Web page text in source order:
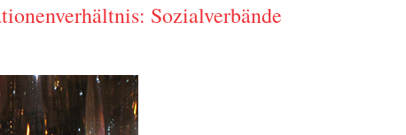
Sozialverbände